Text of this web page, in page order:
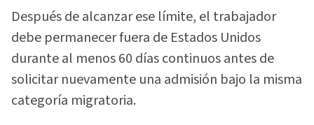
Después de alcanzar ese límite, el trabajador
debe permanecer fuera de Estados Unidos
durante al menos 60 días continuos antes de
solicitar nuevamente una admisión bajo la misma
categoría migratoria.